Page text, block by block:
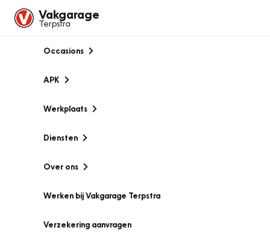
Vakgarage
Terpstra
Occasions
APK
Werkplaats
Diensten
Over ons
Werken bij Vakgarage Terpstra
Verzekering aanvragen